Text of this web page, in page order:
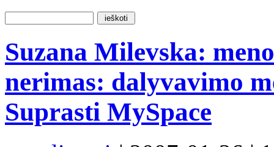
Suzana Milevska:
nerimas: dalyvavimo
Suprasti MySpace